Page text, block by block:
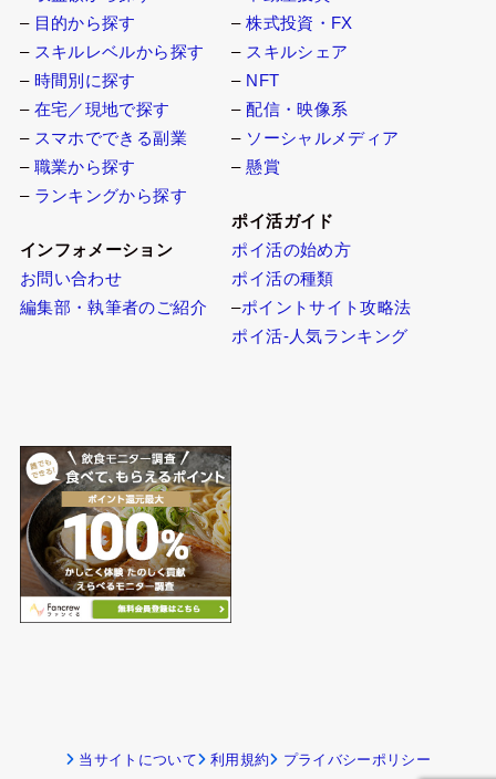
–種類から探す
–収益額から探す
–目的から探す
–職業から探す
–ランキングから探す
インフォメーション
お問い合わせ
編集部・執筆者のご紹介
副業の種類
–アフィリエイト
–不動産投資
株式投資・FX
–スキルシェア